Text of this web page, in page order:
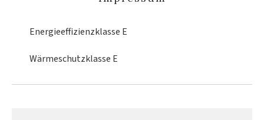
Energieeffizienzklasse E
Wärmeschutzklasse E